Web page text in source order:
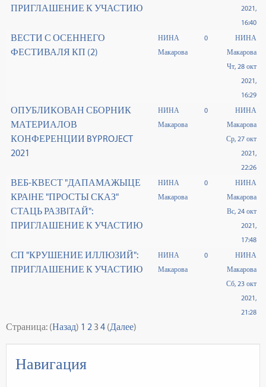
ПРИГЛАШЕНИЕ К УЧАСТИЮ
2021,
16:40
ВЕСТИ С ОСЕННЕГО
ФЕСТИВАЛЯ КП (2)
НИНА
Макарова
0
НИНА
Макарова
Чт, 28 окт
2021,
16:29
ОПУБЛИКОВАН СБОРНИК
МАТЕРИАЛОВ
КОНФЕРЕНЦИИ BYPROJECT
2021
НИНА
Макарова
0
НИНА
Макарова
Ср, 27 окт
2021,
22:26
ВЕБ-КВЕСТ "ДАПАМАЖЫЦЕ
КРАIНЕ "ПРОСТЫ СКАЗ"
СТАЦЬ РАЗВIТАЙ":
ПРИГЛАШЕНИЕ К УЧАСТИЮ
НИНА
Макарова
0
НИНА
Макарова
Вс, 24 окт
2021,
17:48
СП "КРУШЕНИЕ ИЛЛЮЗИЙ":
ПРИГЛАШЕНИЕ К УЧАСТИЮ
НИНА
Макарова
0
НИНА
Макарова
Сб, 23 окт
2021,
21:28
Страница: (Назад) 1 2 3 4 (Далее)
Навигация